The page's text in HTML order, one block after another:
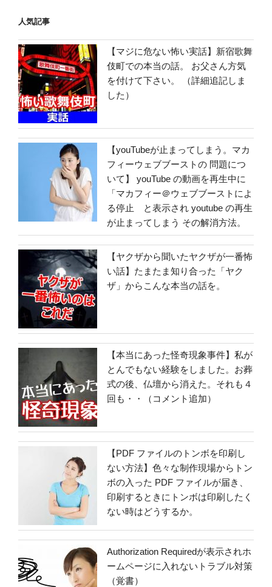
人気記事
【マジに危ない怖い実話】新宿歌舞
伎町での本当の話。 お父さん方気
を付けて下さい。 （詳細追記しま
した）
【youTubeが止まってしまう。マカ
フィーウェブブーストの 問題につ
いて】 youTube の動画を再生中に
「マカフィー＠ウェブブーストによ
る停止 と表示され youtube の再生
が止まってしまう その解消方法。
【ヤクザから聞いたヤクザが一番怖
い話】たまたま知り合った「ヤク
ザ」からこんな本当の話を。
【本当にあった怪奇現象事件】私が
とんでもない経験をしました。お葬
式の後、仏壇から消えた。それも４
回も・・（コメント追加）
【PDF ファイルのトンボを印刷し
ない方法】色々な制作現場からトン
ボの入った PDF ファイルが届き、
印刷するときにトンボは印刷したく
ない時はどうするか。
Authorization Requiredが表示されホ
ームページに入れないトラブル対策
（覚書）